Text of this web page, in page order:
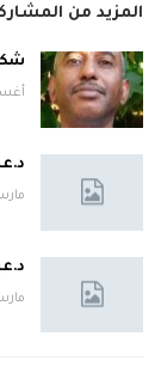
المزيد من
مارس 22,
مارس 22,